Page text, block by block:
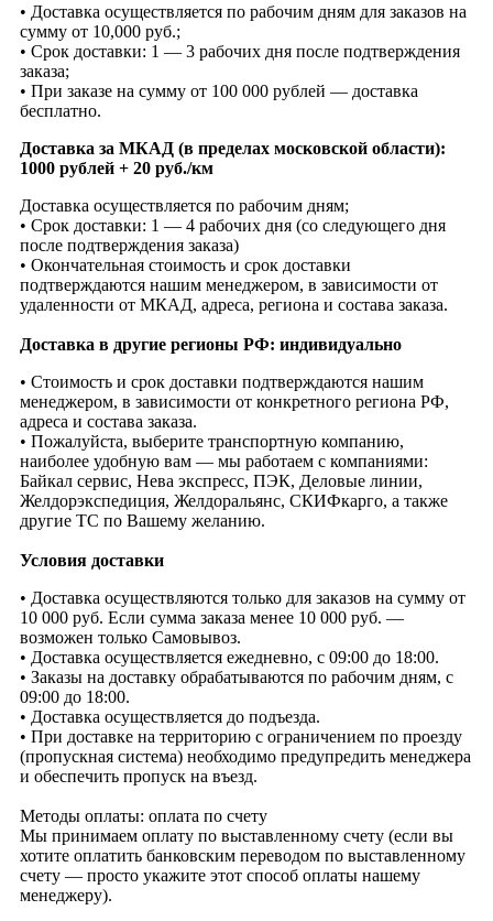
• Доставка осуществляется по рабочим дням для заказов на
сумму от 10,000 руб.;
• Срок доставки: 1 — 3 рабочих дня после подтверждения
заказа;
• При заказе на сумму от 100 000 рублей — доставка
бесплатно.
Доставка за МКАД (в пределах московской области):
1000 рублей + 20 руб./км
Доставка осуществляется по рабочим дням;
• Срок доставки: 1 — 4 рабочих дня (со следующего дня
после подтверждения заказа)
• Окончательная стоимость и срок доставки
подтверждаются нашим менеджером, в зависимости от
удаленности от МКАД, адреса, региона и состава заказа.
Доставка в другие регионы РФ: индивидуально
• Стоимость и срок доставки подтверждаются нашим
менеджером, в зависимости от конкретного региона РФ,
адреса и состава заказа.
• Пожалуйста, выберите транспортную компанию,
наиболее удобную вам — мы работаем с компаниями:
Байкал сервис, Нева экспресс, ПЭК, Деловые линии,
Желдорэкспедиция, Желдоральянс, СКИФкарго, а также
другие ТС по Вашему желанию.
Условия доставки
• Доставка осуществляются только для заказов на сумму от
10 000 руб. Если сумма заказа менее 10 000 руб. —
возможен только Самовывоз.
• Доставка осуществляется ежедневно, с 09:00 до 18:00.
• Заказы на доставку обрабатываются по рабочим дням, с
09:00 до 18:00.
• Доставка осуществляется до подъезда.
• При доставке на территорию с ограничением по проезду
(пропускная система) необходимо предупредить менеджера
и обеспечить пропуск на въезд.
Методы оплаты: оплата по счету
Мы принимаем оплату по выставленному счету (если вы
хотите оплатить банковским переводом по выставленному
счету — просто укажите этот способ оплаты нашему
менеджеру).